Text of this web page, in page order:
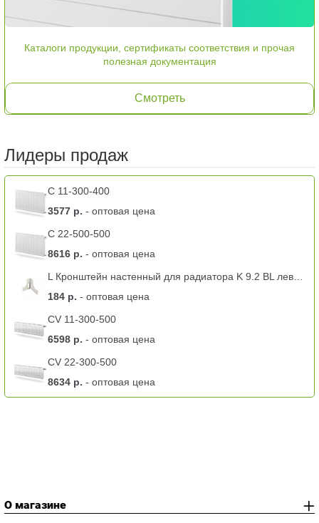
Каталоги продукции, сертификаты соответствия и прочая
полезная документация
Смотреть
Лидеры продаж
C 11-300-400
3577 р. - оптовая цена
C 22-500-500
8616 р. - оптовая цена
184 р. - оптовая цена
CV 11-300-500
6598 р. - оптовая цена
CV 22-300-500
8634 р. - оптовая цена
О магазине